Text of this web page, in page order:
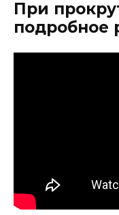
При
подробное